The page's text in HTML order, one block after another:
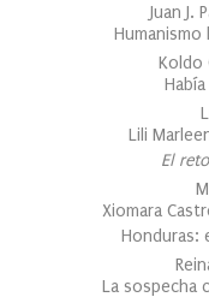
Juan J.
Koldo
Lili
El
Xiomara
Honduras:
La sospecha